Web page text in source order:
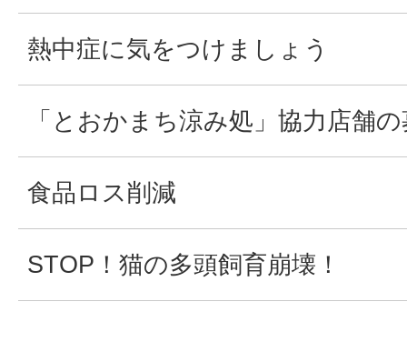
熱中症に気をつけましょう
「とおかまち涼み処」協力店舗
食品ロス削減
STOP！猫の多頭飼育崩壊！